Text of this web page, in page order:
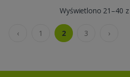
Wyświetlono 21–40
‹ 1 2 3 ›